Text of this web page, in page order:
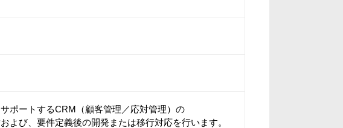
ポートするCRM（顧客管理／応対管理）の
よび、要件定義後の開発または移行対応を行います。